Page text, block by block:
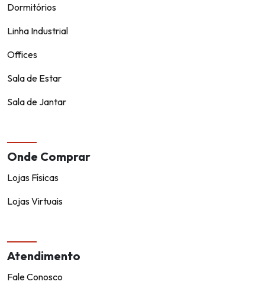
Dormitórios
Linha Industrial
Offices
Sala de Estar
Sala de Jantar
Onde Comprar
Lojas Físicas
Lojas Virtuais
Atendimento
Fale Conosco